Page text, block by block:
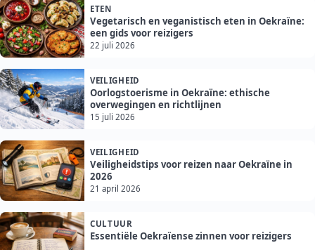
ETEN
Vegetarisch en veganistisch eten in Oekraïne:
een gids voor reizigers
22 juli 2026
VEILIGHEID
Oorlogstoerisme in Oekraïne: ethische
overwegingen en richtlijnen
15 juli 2026
VEILIGHEID
Veiligheidstips voor reizen naar Oekraïne in
2026
21 april 2026
CULTUUR
Essentiële Oekraïense zinnen voor reizigers